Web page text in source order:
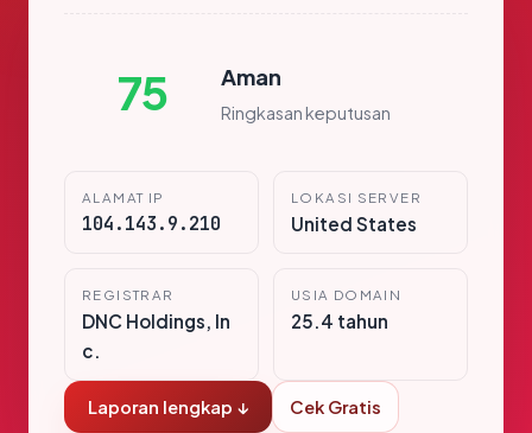
75 Aman
Ringkasan keputusan
ALAMAT IP
104.143.9.210
LOKASI SERVER
United States
REGISTRAR
DNC Holdings, In
c.
USIA DOMAIN
25.4 tahun
Laporan lengkap ↓ Cek Gratis